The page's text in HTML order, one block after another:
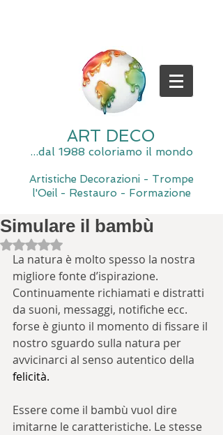
ART DECO
...dal 1988 coloriamo il mondo
Artistiche Decorazioni - Trompe
l'Oeil - Restauro - Formazione
Simulare il bambù
Valutazione NaN stelle su 5.
La natura è molto spesso la nostra
migliore fonte d’ispirazione.
Continuamente richiamati e distratti
da suoni, messaggi, notifiche ecc.
forse è giunto il momento di fissare il
nostro sguardo sulla natura per
avvicinarci al senso autentico della
felicità.
Essere come il bambù vuol dire
imitarne le caratteristiche. Le stesse